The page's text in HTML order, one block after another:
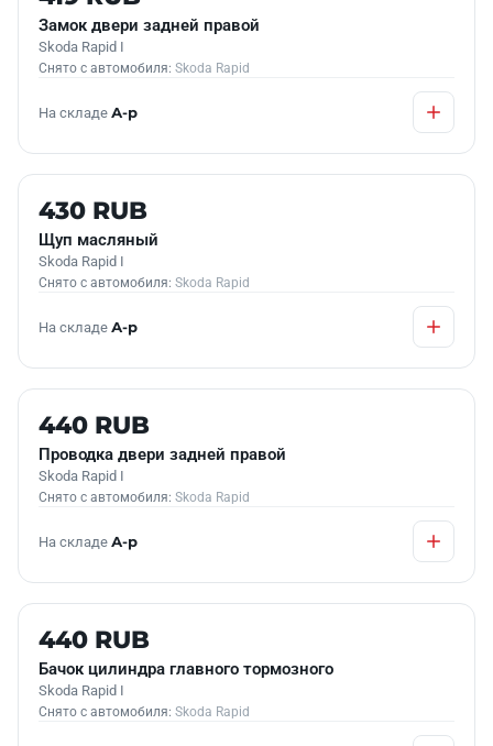
Замок двери задней правой
Skoda Rapid I
Снято с автомобиля: Skoda Rapid
На складе А-р
Б/У В НАЛИЧИИ
430 RUB
Щуп масляный
Skoda Rapid I
Снято с автомобиля: Skoda Rapid
На складе А-р
Б/У В НАЛИЧИИ
440 RUB
Проводка двери задней правой
Skoda Rapid I
Снято с автомобиля: Skoda Rapid
На складе А-р
Б/У В НАЛИЧИИ
440 RUB
Бачок цилиндра главного тормозного
Skoda Rapid I
Снято с автомобиля: Skoda Rapid